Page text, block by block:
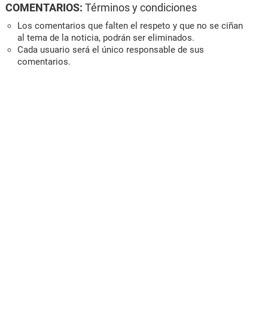
COMENTARIOS: Términos y condiciones
Los comentarios que falten el respeto y que no se ciñan
al tema de la noticia, podrán ser eliminados.
Cada usuario será el único responsable de sus
comentarios.